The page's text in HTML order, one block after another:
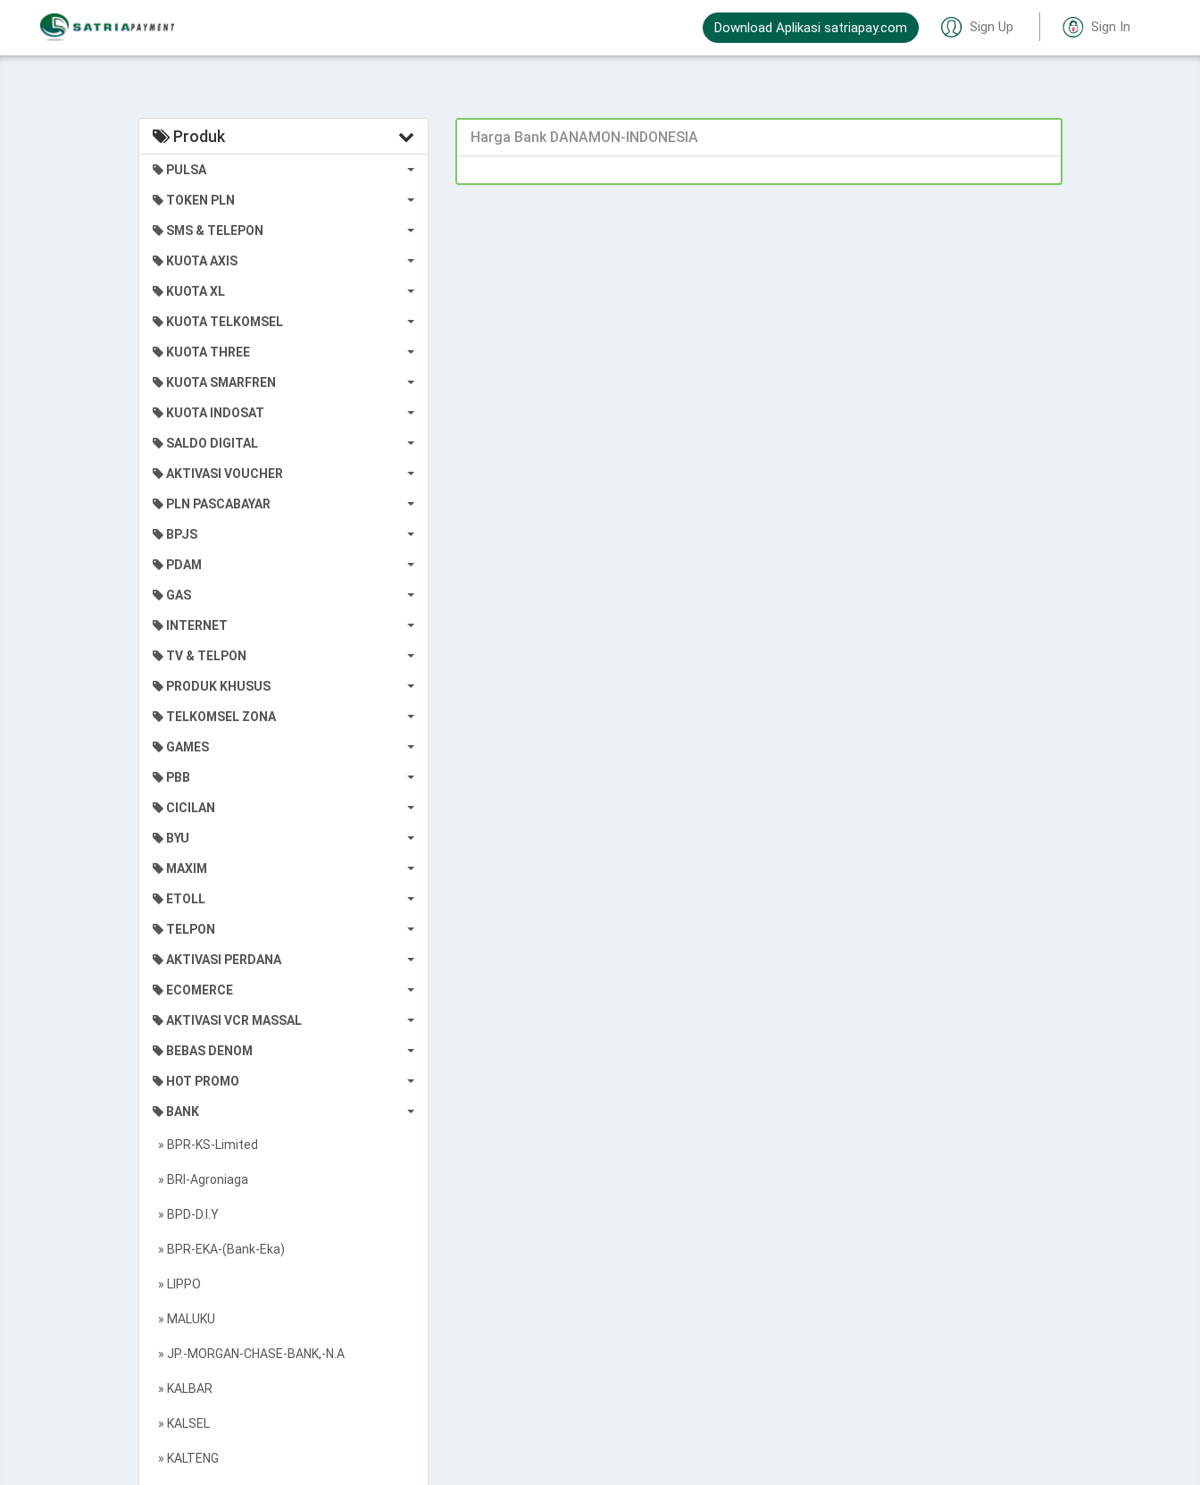
Download Aplikasi satriapay.com Sign Up Sign In
Produk
PULSA
TOKEN PLN
SMS & TELEPON
KUOTA AXIS
KUOTA XL
KUOTA TELKOMSEL
KUOTA THREE
KUOTA SMARFREN
KUOTA INDOSAT
SALDO DIGITAL
AKTIVASI VOUCHER
PLN PASCABAYAR
BPJS
PDAM
GAS
INTERNET
TV & TELPON
PRODUK KHUSUS
TELKOMSEL ZONA
GAMES
PBB
CICILAN
BYU
MAXIM
ETOLL
TELPON
AKTIVASI PERDANA
ECOMERCE
AKTIVASI VCR MASSAL
BEBAS DENOM
HOT PROMO
BANK
» BPR-KS-Limited
» BRI-Agroniaga
» BPD-D.I.Y
» BPR-EKA-(Bank-Eka)
» LIPPO
» MALUKU
» JP.-MORGAN-CHASE-BANK,-N.A
» KALBAR
» KALSEL
» KALTENG
Harga Bank DANAMON-INDONESIA